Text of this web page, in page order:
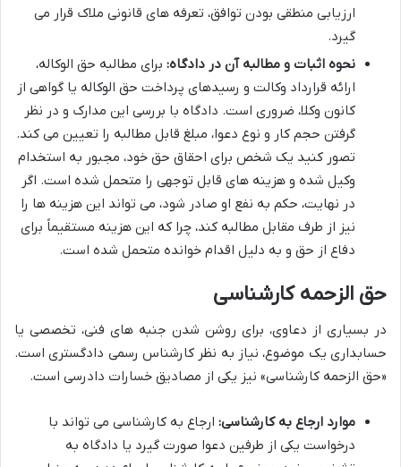
ارزیابی منطقی بودن توافق، تعرفه های قانونی ملاک قرار می
گیرد.
نحوه اثبات و مطالبه آن در دادگاه: برای مطالبه حق الوکاله،
ارائه قرارداد وکالت و رسیدهای پرداخت حق الوکاله یا گواهی از
کانون وکلا، ضروری است. دادگاه با بررسی این مدارک و در نظر
گرفتن حجم کار و نوع دعوا، مبلغ قابل مطالبه را تعیین می کند.
تصور کنید یک شخص برای احقاق حق خود، مجبور به استخدام
وکیل شده و هزینه های قابل توجهی را متحمل شده است. اگر
در نهایت، حکم به نفع او صادر شود، می تواند این هزینه ها را
نیز از طرف مقابل مطالبه کند، چرا که این هزینه مستقیماً برای
دفاع از حق و به دلیل اقدام خوانده متحمل شده است.
حق الزحمه کارشناسی
در بسیاری از دعاوی، برای روشن شدن جنبه های فنی، تخصصی یا
حسابداری یک موضوع، نیاز به نظر کارشناس رسمی دادگستری است.
«حق الزحمه کارشناسی» نیز یکی از مصادیق خسارات دادرسی است.
موارد ارجاع به کارشناسی: ارجاع به کارشناسی می تواند با
درخواست یکی از طرفین دعوا صورت گیرد یا دادگاه به